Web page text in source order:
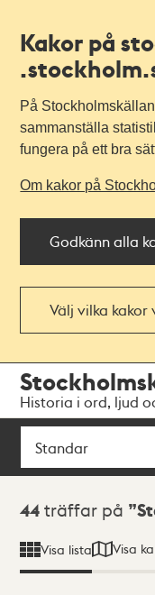
Kakor på
På
sammanställa
fungera på ett bra
Om kakor på
Godkänn alla
Välj vilka
navigationen
huvudinnehållet
Historia i ord, ljud
Sök
Sökresultat
44 träffar på
Visa lista Visa